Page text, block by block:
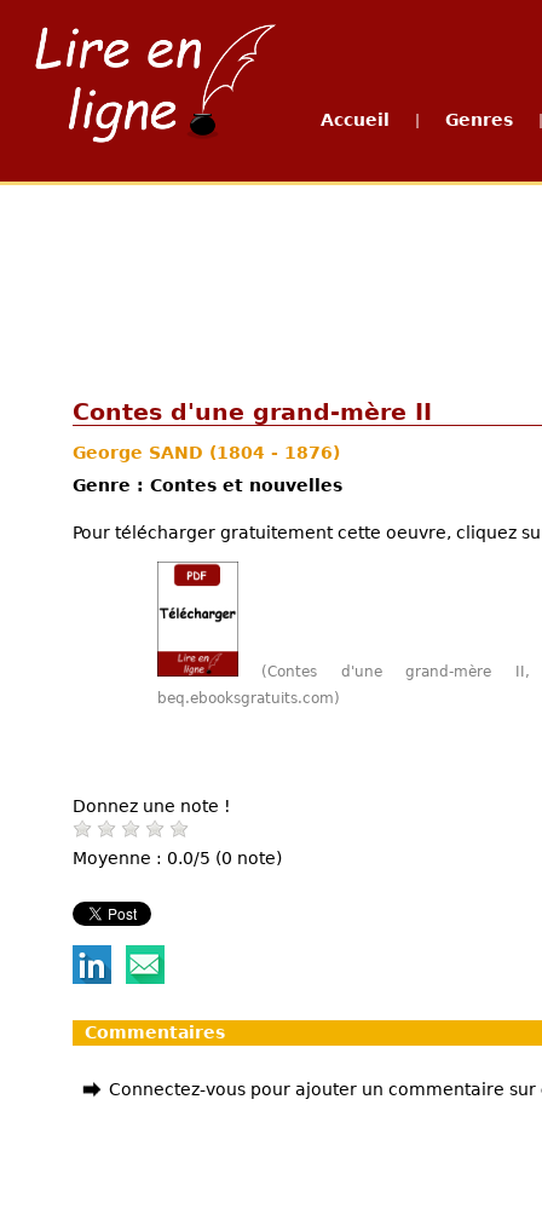
Accueil Genres
Contes d'une grand-mère II
George SAND (1804 - 1876)
Genre : Contes et nouvelles
Pour télécharger gratuitement cette oeuvre, cliquez
(Contes d'une grand-mère
beq.ebooksgratuits.com)
Donnez une note !
Moyenne : 0.0/5 (0 note)
Commentaires
Connectez-vous pour ajouter un commentaire sur